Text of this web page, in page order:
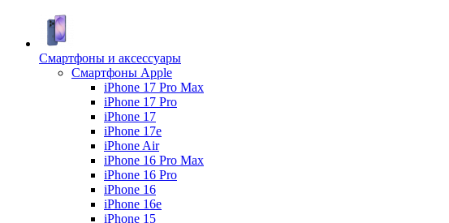
Смартфоны и аксессуары
Смартфоны Apple
iPhone 17 Pro Max
iPhone 17 Pro
iPhone 17
iPhone 17e
iPhone Air
iPhone 16 Pro Max
iPhone 16 Pro
iPhone 16
iPhone 16e
iPhone 15